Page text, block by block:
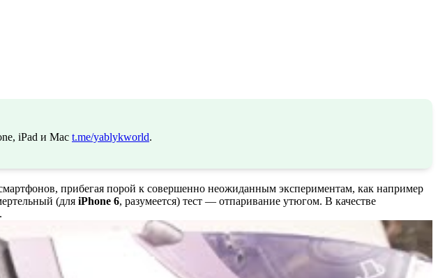
iPad и Mac t.me/yablykworld.
прибегая порой к совершенно неожиданным экспериментам, как например
(для iPhone 6, разумеется) тест — отпаривание утюгом. В качестве